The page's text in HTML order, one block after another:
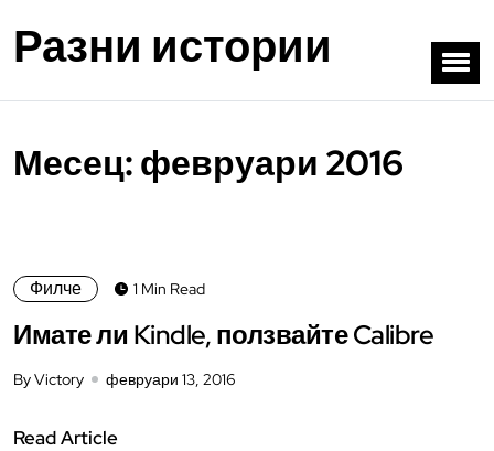
Разни истории
Месец:февруари 2016
Филче 1 Min Read
Имате ли Kindle, ползвайте Calibre
By Victory февруари 13, 2016
Read Article